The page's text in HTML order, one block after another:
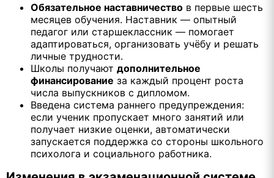
Обязательное наставничество в первые шесть
месяцев обучения. Наставник — опытный
педагог или старшеклассник — помогает
адаптироваться, организовать учёбу и решать
личные трудности.
Школы получают дополнительное
финансирование за каждый процент роста
числа выпускников с дипломом.
Введена система раннего предупреждения:
если ученик пропускает много занятий или
получает низкие оценки, автоматически
запускается поддержка со стороны школьного
психолога и социального работника.